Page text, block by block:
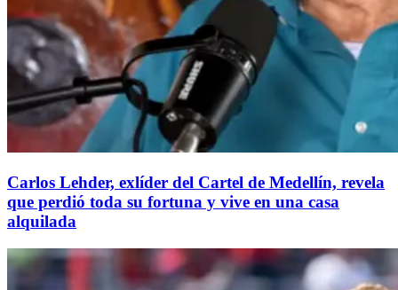
Carlos Lehder, exlíder del Cartel de Medellín, revela
que perdió toda su fortuna y vive en una casa
alquilada